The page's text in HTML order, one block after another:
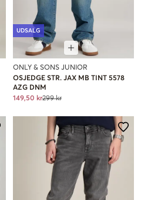
UDSALG
ONLY & SONS JUNIOR
OSJEDGE STR. JAX MB TINT 5578
AZG DNM
149,50 kr299 kr